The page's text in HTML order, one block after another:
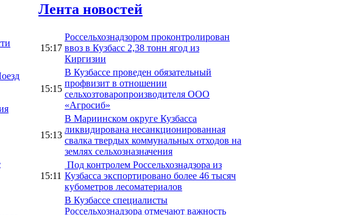
Лента новостей
15:17
Россельхознадзором проконтролирован
ввоз в Кузбасс 2,38 тонн ягод из
Киргизии
15:15
В Кузбассе проведен обязательный
профвизит в отношении
сельхозтоваропроизводителя ООО
«Агросиб»
15:13
В Мариинском округе Кузбасса
ликвидирована несанкционированная
свалка твердых коммунальных отходов на
землях сельхозназначения
15:11
Под контролем Россельхознадзора из
Кузбасса экспортировано более 46 тысяч
кубометров лесоматериалов
В Кузбассе специалисты
Россельхознадзора отмечают важность